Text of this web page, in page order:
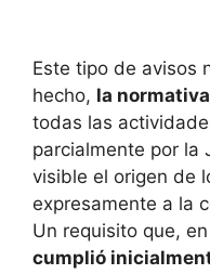
Este tipo de avisos
hecho, la
todas las
parcialmente por la
visible el origen de
expresamente a la
Un requisito que,
cumplió